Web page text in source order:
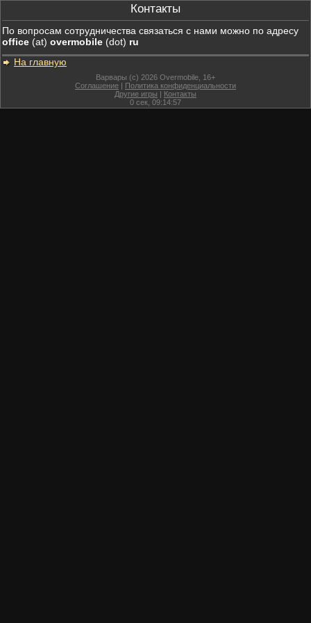
Контакты
По вопросам сотрудничества связаться с нами можно по адресу
office (at) overmobile (dot) ru
На главную
Варвары (c) 2026 Overmobile, 16+
Соглашение | Политика конфиденциальности
Другие игры | Контакты
0 сек, 09:14:57